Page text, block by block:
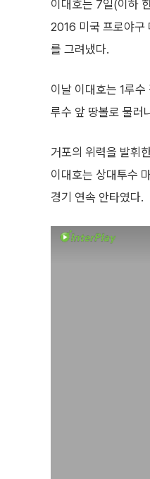
이대호는 7일(이하
2016 미국 프로야구
를 그려냈다.
이날 이대호는 1루
루수 앞 땅볼로 물러
거포의 위력을 발휘
이대호는 상대투수
경기 연속 안타였다.